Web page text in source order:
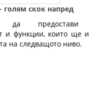
голям скок напред
предостави
и функции, които ще
на следващото ниво.